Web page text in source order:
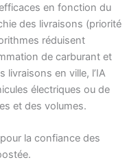
en fonction du
des livraisons (priorité
réduisent
de carburant et
livraisons en ville, l’IA
électriques ou de
et des volumes.
la confiance des